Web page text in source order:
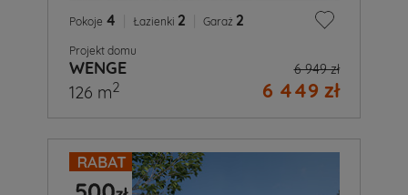
Pokoje 4 Łazienki 2 Garaż 2
Projekt domu
WENGE 6 949 zł
6 449 zł
126 m2